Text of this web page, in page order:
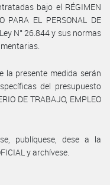
bajo el RÉGIMEN
PARA EL PERSONAL DE
N° 26.844 y sus normas
la presente medida serán
del presupuesto
DE TRABAJO, EMPLEO
publíquese, dese a la
y archívese.